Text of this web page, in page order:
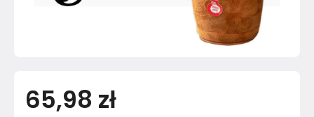
65,98 zł